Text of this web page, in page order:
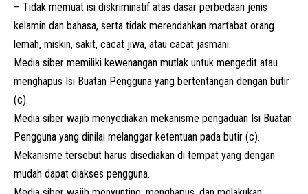
– Tidak memuat isi diskriminatif atas dasar perbedaan jenis
kelamin dan bahasa, serta tidak merendahkan martabat orang
lemah, miskin, sakit, cacat jiwa, atau cacat jasmani.
Media siber memiliki kewenangan mutlak untuk mengedit atau
menghapus Isi Buatan Pengguna yang bertentangan dengan butir
(c).
Media siber wajib menyediakan mekanisme pengaduan Isi Buatan
Pengguna yang dinilai melanggar ketentuan pada butir (c).
Mekanisme tersebut harus disediakan di tempat yang dengan
mudah dapat diakses pengguna.